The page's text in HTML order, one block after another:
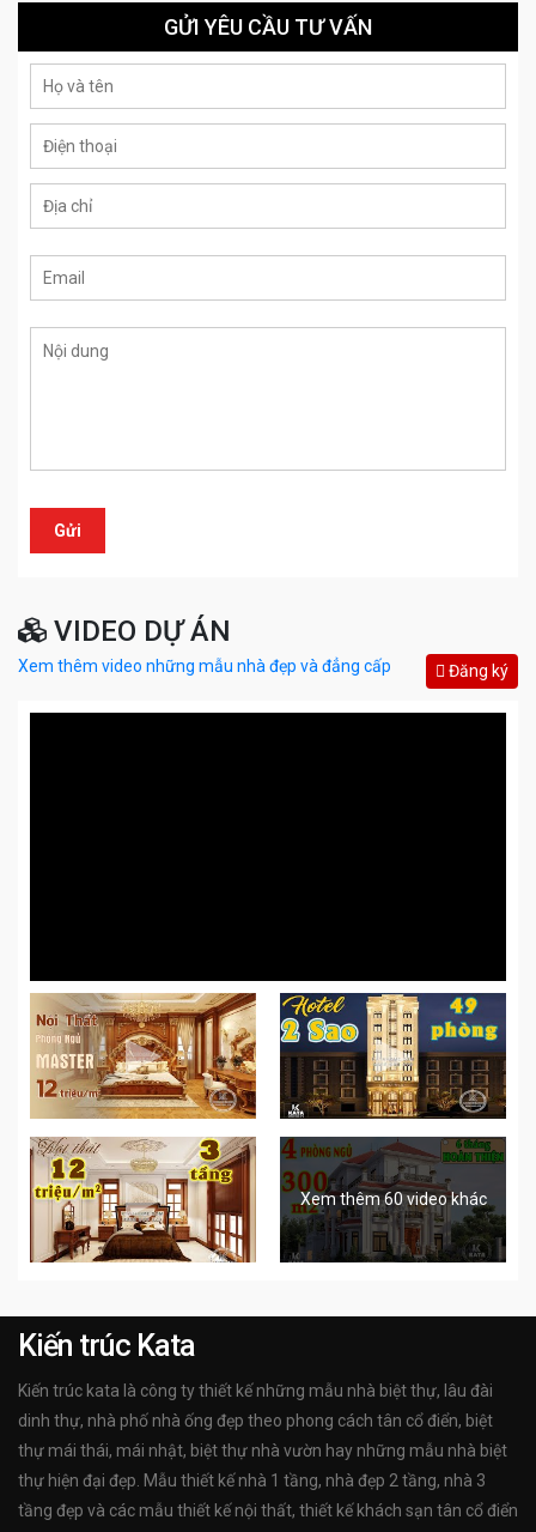
GỬI YÊU CẦU TƯ VẤN
VIDEO DỰ ÁN
Xem thêm video những mẫu nhà đẹp và đẳng cấp Đăng ký
Xem thêm 60 video khác
Kiến trúc Kata
Kiến trúc kata là công ty thiết kế những mẫu nhà biệt thự, lâu đài
dinh thự, nhà phố nhà ống đẹp theo phong cách tân cổ điển, biệt
thự mái thái, mái nhật, biệt thự nhà vườn hay những mẫu nhà biệt
thự hiện đại đẹp. Mẫu thiết kế nhà 1 tầng, nhà đẹp 2 tầng, nhà 3
tầng đẹp và các mẫu thiết kế nội thất, thiết kế khách sạn tân cổ điển